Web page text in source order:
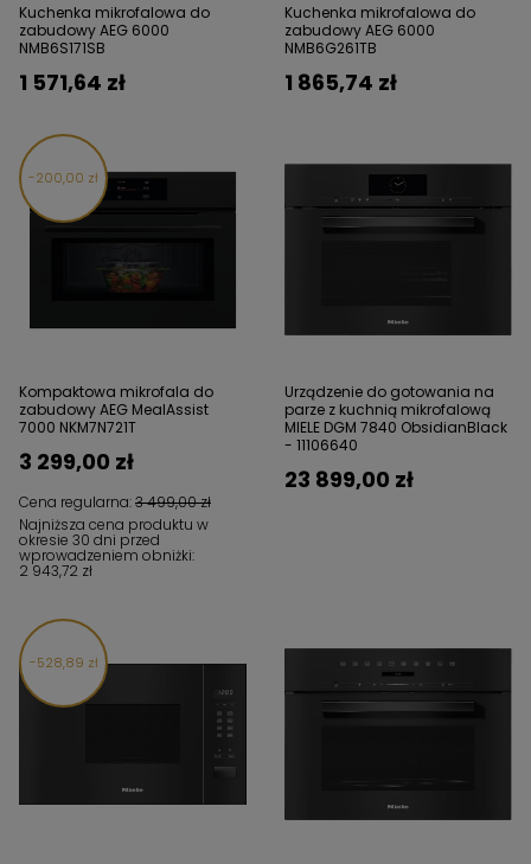
Kuchenka mikrofalowa do
zabudowy AEG 6000
NMB6S171SB
1 571,64 zł
Kuchenka mikrofalowa do
zabudowy AEG 6000
NMB6G261TB
1 865,74 zł
200,00 zł
Kompaktowa mikrofala do
zabudowy AEG MealAssist
7000 NKM7N721T
Cena regularna:3 499,00 zł
3 299,00 zł
Najniższa cena produktu w
okresie 30 dni przed
wprowadzeniem obniżki:
2 943,72 zł
Urządzenie do gotowania na
parze z kuchnią mikrofalową
MIELE DGM 7840 ObsidianBlack
- 11106640
23 899,00 zł
528,89 zł